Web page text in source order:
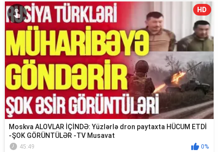
HD
Moskva ALOVLAR İÇİNDƏ: Yüzlərlə dron paytaxta HÜCUM ETDİ
-ŞOK GÖRÜNTÜLƏR -TV Musavat
45:49
0%